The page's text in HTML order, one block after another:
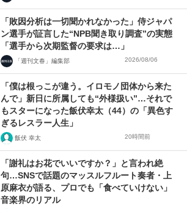
「敗因分析は一切聞かれなかった」侍ジャパ
ン選手が証言した“NPB聞き取り調査”の実態
「選手から次期監督の要求は…」
「週刊文春」編集部 2026/08/06
「僕は根っこが違う。イロモノ団体から来た
んで」新日に所属しても“外様扱い”…それで
もスターになった飯伏幸太（44）の「異色す
ぎるレスラー人生」
飯伏 幸太 20時間前
「謝礼はお花でいいですか？」と言われ絶
句…SNSで話題のマッスルフルート奏者・上
原麻衣が語る、プロでも「食べていけない」
音楽界のリアル